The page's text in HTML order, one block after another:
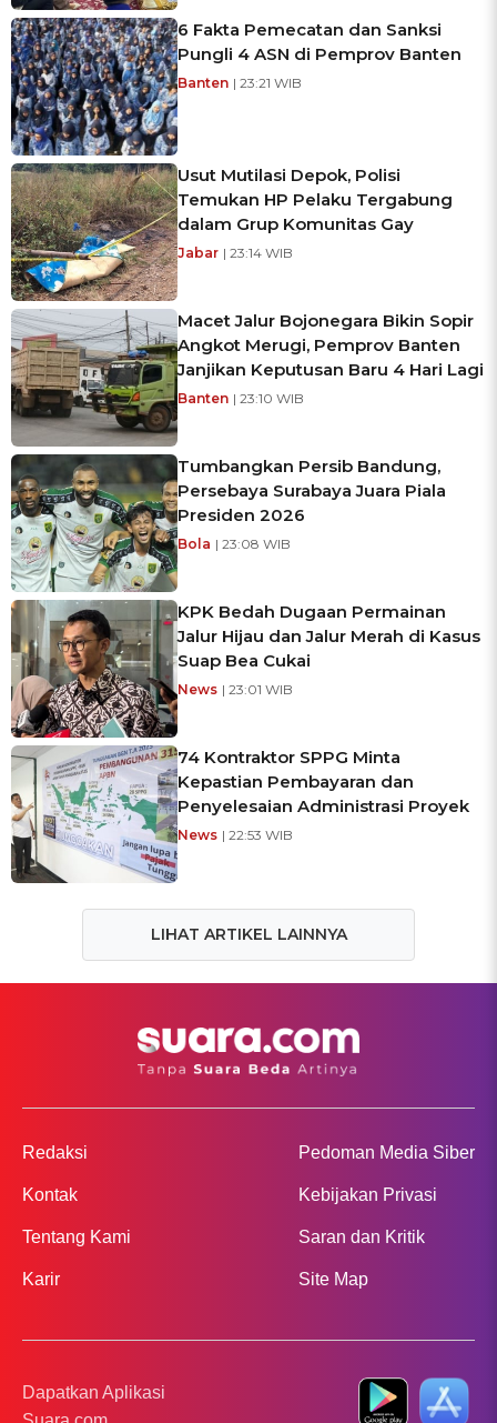
6 Fakta Pemecatan dan Sanksi
Pungli 4 ASN di Pemprov Banten
Banten | 23:21 WIB
Usut Mutilasi Depok, Polisi
Temukan HP Pelaku Tergabung
dalam Grup Komunitas Gay
Jabar | 23:14 WIB
Macet Jalur Bojonegara Bikin Sopir
Angkot Merugi, Pemprov Banten
Janjikan Keputusan Baru 4 Hari Lagi
Banten | 23:10 WIB
Tumbangkan Persib Bandung,
Persebaya Surabaya Juara Piala
Presiden 2026
Bola | 23:08 WIB
KPK Bedah Dugaan Permainan
Jalur Hijau dan Jalur Merah di Kasus
Suap Bea Cukai
News | 23:01 WIB
74 Kontraktor SPPG Minta
Kepastian Pembayaran dan
Penyelesaian Administrasi Proyek
News | 22:53 WIB
LIHAT ARTIKEL LAINNYA
Redaksi
Kontak
Tentang Kami
Karir
Pedoman Media Siber
Kebijakan Privasi
Saran dan Kritik
Site Map
Dapatkan Aplikasi